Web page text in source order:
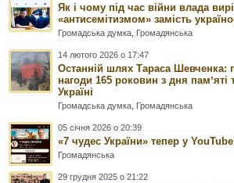
Як і чому під час війни влада
«антисемітизмом» замість
Громадська думка Громадянська
14 лютого 2026 о 17:47
Останній шлях Тараса Шевченка:
нагоди 165 роковин з дня
Україні
Громадська думка Громадянська
05 січня 2026 о 20:39
«7 чудес України» тепер у
Громадянська
29 грудня 2025 о 21:22